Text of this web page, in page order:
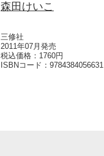
森田けいこ
三修社
2011年07月発売
税込価格：1760円
ISBNコード： 9784384056631